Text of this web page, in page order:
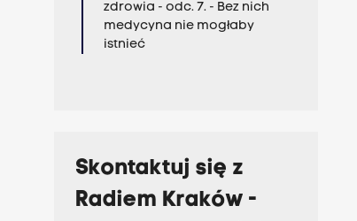
zdrowia - odc. 7. - Bez nich
medycyna nie mogłaby
istnieć
Skontaktuj się z
Radiem Kraków -